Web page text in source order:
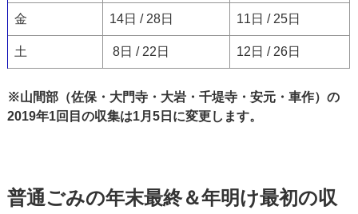
金 14日 / 28日 11日 / 25日
土 8日 / 22日 12日 / 26日
※山間部（佐保・大門寺・大岩・千堤寺・安元・車作）の
2019年1回目の収集は1月5日に変更します。
普通ごみの年末最終＆年明け最初の収